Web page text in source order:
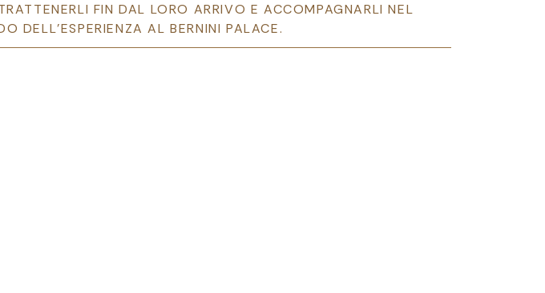
FIN DAL LORO ARRIVO E ACCOMPAGNARLI NEL
DELL’ESPERIENZA AL BERNINI PALACE.